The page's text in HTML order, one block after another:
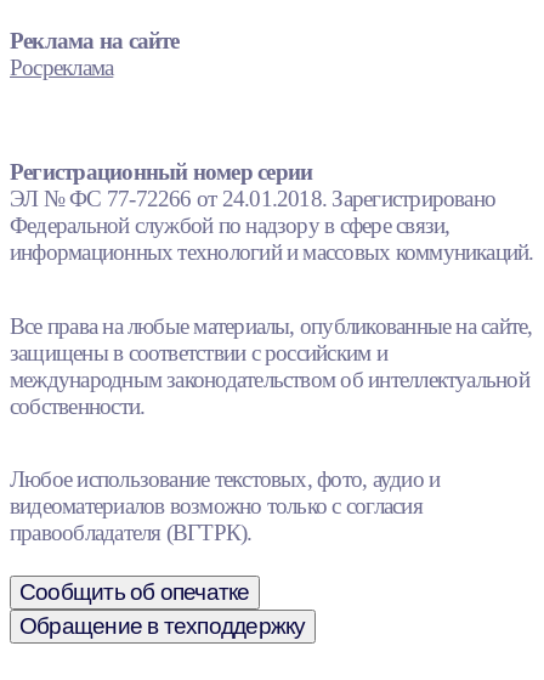
Реклама на сайте
Росреклама
Регистрационный номер серии
ЭЛ № ФС 77-72266 от 24.01.2018. Зарегистрировано
Федеральной службой по надзору в сфере связи,
информационных технологий и массовых коммуникаций.
Все права на любые материалы, опубликованные на сайте,
защищены в соответствии с российским и
международным законодательством об интеллектуальной
собственности.
Любое использование текстовых, фото, аудио и
видеоматериалов возможно только с согласия
правообладателя (ВГТРК).
Сообщить об опечатке
Обращение в техподдержку